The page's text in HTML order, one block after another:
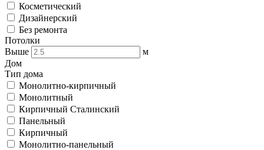
Косметический
Дизайнерский
Без ремонта
Потолки
Выше
м
Дом
Тип дома
Монолитно-кирпичный
Монолитный
Кирпичный Сталинский
Панельный
Кирпичный
Монолитно-панельный